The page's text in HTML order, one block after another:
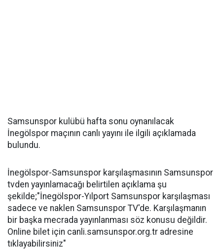
Samsunspor kulübü hafta sonu oynanılacak
İnegölspor maçının canlı yayını ile ilgili açıklamada
bulundu.
İnegölspor-Samsunspor karşılaşmasının Samsunspor
tvden yayınlamacağı belirtilen açıklama şu
şekilde;"İnegölspor-Yılport Samsunspor karşılaşması
sadece ve naklen Samsunspor TV'de. Karşılaşmanın
bir başka mecrada yayınlanması söz konusu değildir.
Online bilet için canli.samsunspor.org.tr adresine
tıklayabilirsiniz"